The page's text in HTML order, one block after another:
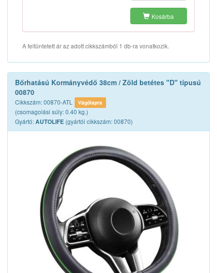
Kosárba
A feltüntetett ár az adott cikkszámból 1 db-ra vonatkozik.
Bőrhatású Kormányvédő 38cm / Zöld betétes "D" típusú
00870
Cikkszám: 00870-ATL Vágólapra
(csomagolási súly: 0.40 kg.)
Gyártó:AUTOLIFE (gyártói cikkszám: 00870)